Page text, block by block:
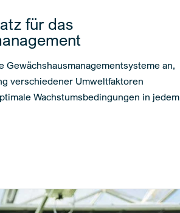
für das
an,
verschiedener Umweltfaktoren
Wachstumsbedingungen in jedem